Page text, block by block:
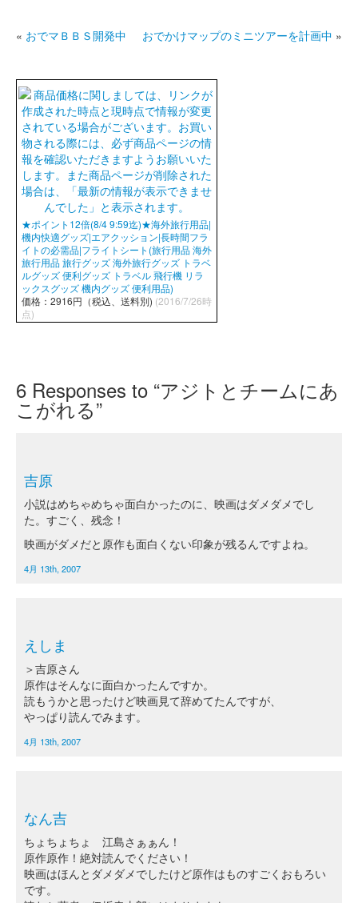
« おでマＢＢＳ開発中 おでかけマップのミニツアーを計画中 »
★ポイント12倍(8/4 9:59迄)★海外旅行用品|
機内快適グッズ|エアクッション|長時間フラ
イトの必需品|フライトシート(旅行用品 海外
旅行用品 旅行グッズ 海外旅行グッズ トラベ
ルグッズ 便利グッズ トラベル 飛行機 リラ
ックスグッズ 機内グッズ 便利用品)
価格：2916円（税込、送料別) (2016/7/26時
点)
6 Responses to “アジトとチームにあ
こがれる”
吉原
小説はめちゃめちゃ面白かったのに、映画はダメダメでし
た。すごく、残念！
映画がダメだと原作も面白くない印象が残るんですよね。
4月 13th, 2007
えしま
＞吉原さん
原作はそんなに面白かったんですか。
読もうかと思ったけど映画見て辞めてたんですが、
やっぱり読んでみます。
4月 13th, 2007
なん吉
ちょちょちょ 江島さぁぁん！
原作原作！絶対読んでください！
映画はほんとダメダメでしたけど原作はものすごくおもろい
です。